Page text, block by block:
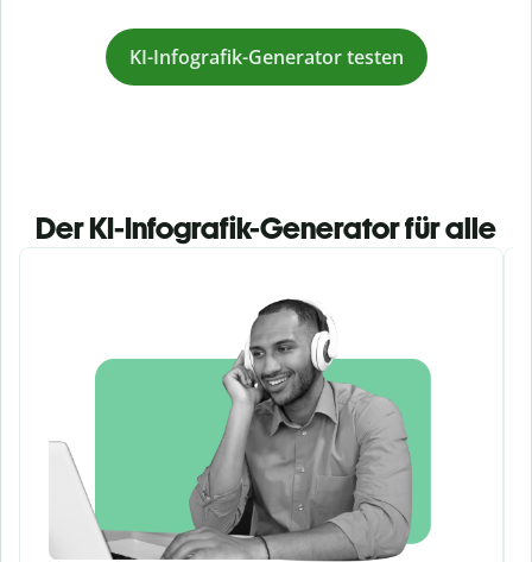
KI-Infografik-Generator testen
Der KI-Infografik-Generator für alle